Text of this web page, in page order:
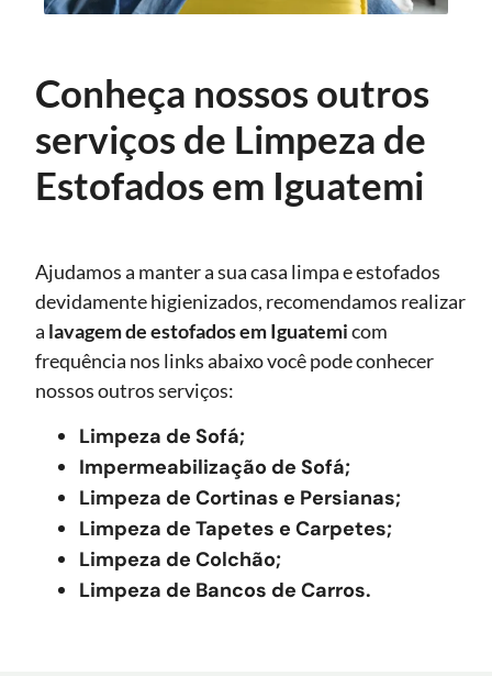
Conheça nossos outros
serviços de Limpeza de
Estofados em Iguatemi
Ajudamos a manter a sua casa limpa e estofados
devidamente higienizados, recomendamos realizar
a lavagem de estofadosem Iguatemicom
frequência nos links abaixo você pode conhecer
nossos outros serviços:
Limpeza de Sofá;
Impermeabilização de Sofá;
Limpeza de Cortinas e Persianas;
Limpeza de Tapetes e Carpetes;
Limpeza de Colchão;
Limpeza de Bancos de Carros.